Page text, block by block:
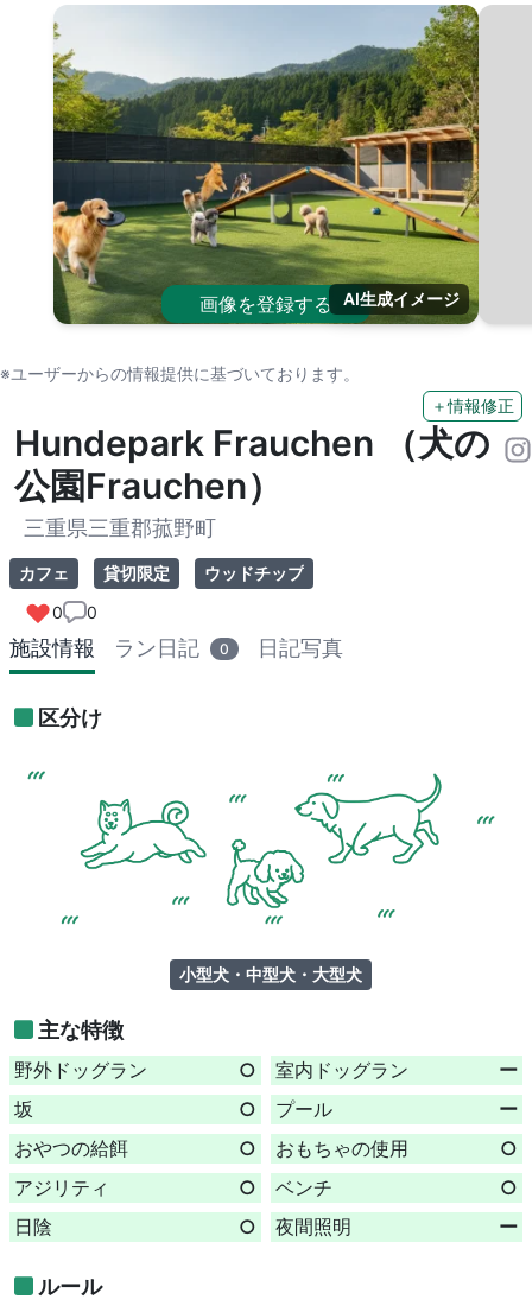
画像を登録する AI生成イメージ
※ユーザーからの情報提供に基づいております。
＋情報修正
Hundepark Frauchen （犬の
公園Frauchen）
三重県三重郡菰野町
カフェ 貸切限定
ウッドチップ
0
0
施設情報 ラン日記 0 日記写真
区分け
小型犬・中型犬・大型犬
主な特徴
野外ドッグラン ○ 室内ドッグラン
ー
坂
○ プール
ー
おやつの給餌
○ おもちゃの使用
○
アジリティ
○ ベンチ
○
日陰
○ 夜間照明 ー
ルール